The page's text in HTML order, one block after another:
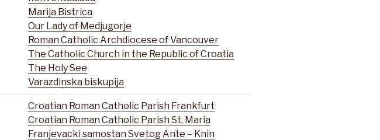
Marija Bistrica
Our Lady of Medjugorje
Roman Catholic Archdiocese of Vancouver
The Catholic Church in the Republic of Croatia
The Holy See
Varazdinska biskupija
Croatian Roman Catholic Parish Frankfurt
Croatian Roman Catholic Parish St. Maria
Franjevacki samostan Svetog Ante – Knin